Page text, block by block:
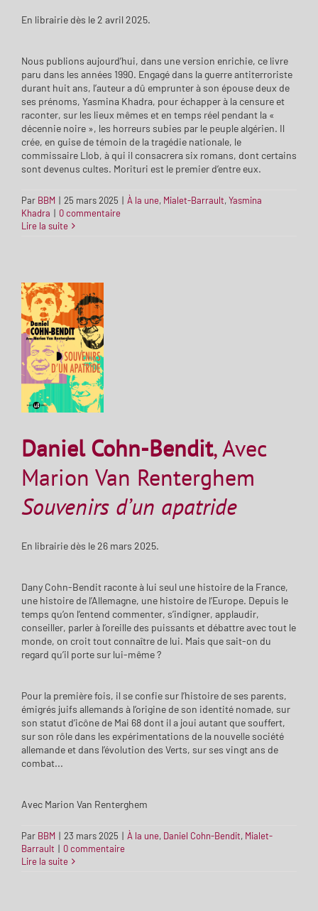
En librairie dès le 2 avril 2025.
Nous publions aujourd’hui, dans une version enrichie, ce livre
paru dans les années 1990. Engagé dans la guerre antiterroriste
durant huit ans, l’auteur a dû emprunter à son épouse deux de
ses prénoms, Yasmina Khadra, pour échapper à la censure et
raconter, sur les lieux mêmes et en temps réel pendant la «
décennie noire », les horreurs subies par le peuple algérien. Il
crée, en guise de témoin de la tragédie nationale, le
commissaire Llob, à qui il consacrera six romans, dont certains
sont devenus cultes. Morituri est le premier d’entre eux.
Par BBM | 25 mars 2025 | À la une, Mialet-Barrault,Yasmina
Khadra | 0 commentaire
Lire la suite
Daniel Cohn-Bendit, Avec
Marion Van Renterghem
Souvenirs d’un apatride
En librairie dès le 26 mars 2025.
Dany Cohn-Bendit raconte à lui seul une histoire de la France,
une histoire de l’Allemagne, une histoire de l’Europe. Depuis le
temps qu’on l’entend commenter, s’indigner, applaudir,
conseiller, parler à l’oreille des puissants et débattre avec tout le
monde, on croit tout connaître de lui. Mais que sait-on du
regard qu’il porte sur lui-même ?
Pour la première fois, il se confie sur l’histoire de ses parents,
émigrés juifs allemands à l’origine de son identité nomade, sur
son statut d’icône de Mai 68 dont il a joui autant que souffert,
sur son rôle dans les expérimentations de la nouvelle société
allemande et dans l’évolution des Verts, sur ses vingt ans de
combat...
Avec Marion Van Renterghem
Par BBM | 23 mars 2025 | À la une, Daniel Cohn-Bendit, Mialet-
Barrault | 0 commentaire
Lire la suite